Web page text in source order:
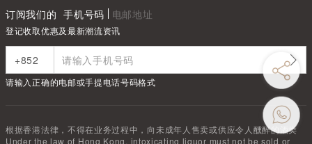
订阅我们的 手机号码 电邮地址
登记收取优惠及最新潮流资讯
请输入正确的电邮或手提电话号码格式
根据香港法律，不得在业务过程中，向未成年人售卖或供应令人醺醉的酒类
Under the law of Hong Kong, intoxicating liquor must not be sold or